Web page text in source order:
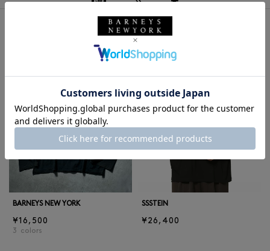
同じカテゴリのアイテム
BARNEYS NEW YORK
¥16,500
3 colors
SSSTEIN
¥26,400
前の画像